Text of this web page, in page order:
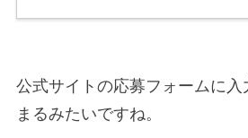
公式サイトの応募フォームに
まるみたいですね。